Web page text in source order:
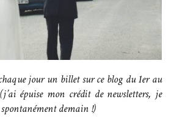
jour un billet sur ce blog du 1er au
épuise mon crédit de newsletters, je
demain !)